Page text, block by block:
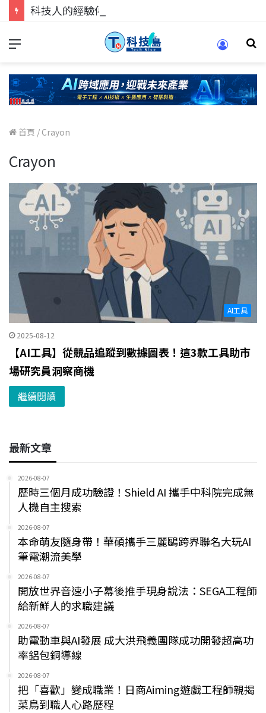
首頁 / Crayon
Crayon
AI工具
2025-08-12
【AI工具】從競品追蹤到數據圖表！這3款工具助市
場研究員洞察商機
繼續閱讀
最新文章
2026-08-07
歷時三個月成功驗證！Shield AI 攜手中科院完成無
人機自主搜索
2026-08-07
本命萌友隨身帶！華碩攜手三麗鷗跨界聯名大玩AI
筆電潮流美學
2026-08-07
開放世界音速小子幕後推手現身說法：SEGA工程師
給新鮮人的求職建議
2026-08-07
助電動車與AI發展 成大洪飛義團隊成功開發超高功
率鋁包銅導線
2026-08-07
把「喜歡」變成職業！日商Aiming遊戲工程師親揭
菜鳥到職人心路歷程